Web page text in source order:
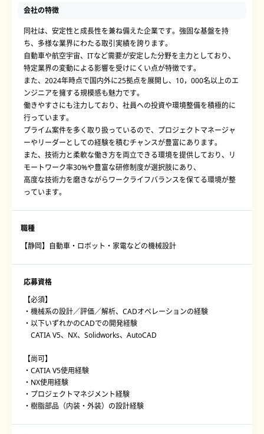
会社の特徴
同社は、安定性と成長性を兼ね備えた企業です。強固な基盤を持
ち、多様な業界にわたる取引実績を誇ります。
自動車や航空宇宙、ITなど需要が安定した分野を主力としており、
特定業界の変動による影響を受けにくい点が特徴です。
また、2024年時点で国内外に25拠点を展開し、10，000名以上のエ
ンジニアを擁する規模感も魅力です。
働きやすさにも注力しており、社員への投資や環境整備を積極的に
行っています。
プライム案件を多く取り扱っているので、プロジェクトマネージャ
ーやリーダーとしての経験を積むチャンスが豊富にあります。
また、技術力と柔軟な働き方を両立できる環境を提供しており、リ
モートワーク率30%や豊富な研修制度が選択肢にあり、
高度な技術力を磨きながらワークライフバランスを保てる環境が整
っています。
職種
【静岡】自動車・ロボット・家電などの機械設計
応募資格
【必須】
・機械系の設計／評価／解析、CADオペレーションの経験
・以下いずれかのCADでの開発経験
CATIA V5、NX、Solidworks、AutoCAD
【尚可】
・CATIA V5使用経験
・NX使用経験
・プロジェクトマネジメント経験
・樹脂部品（内装・外装）の設計経験